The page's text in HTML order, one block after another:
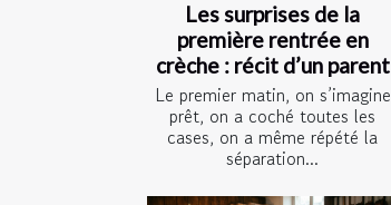
Les surprises de la
première rentrée en
crèche : récit d’un parent
Le premier matin, on s’imagine
prêt, on a coché toutes les
cases, on a même répété la
séparation...